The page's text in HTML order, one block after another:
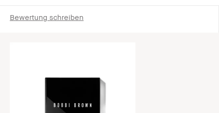
Bewertung schreiben